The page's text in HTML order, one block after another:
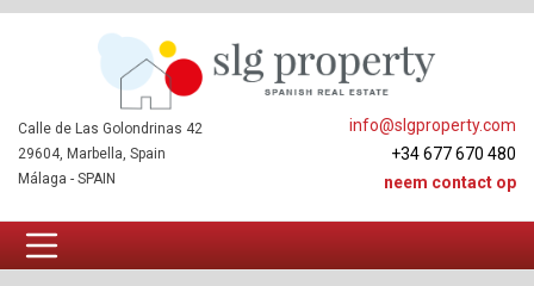
info@slgproperty.com
+34 677 670 480
neem contact op
Calle de Las Golondrinas 42
29604, Marbella, Spain
Málaga - SPAIN